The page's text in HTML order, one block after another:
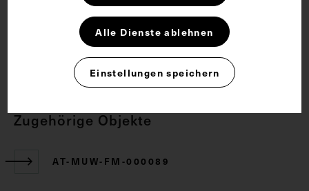
CC BY-NC-SA 4.0
Zugehörige Objekte
AT-MUW-FM-000089
Alle Dienste ablehnen
Einstellungen speichern